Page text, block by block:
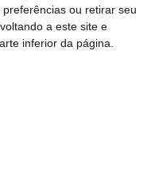
ou retirar seu
a este site e
inferior da página.
“visa